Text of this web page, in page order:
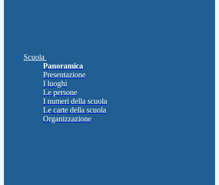
Scuola
Panoramica
Presentazione
I luoghi
Le persone
I numeri della scuola
Le carte della scuola
Organizzazione